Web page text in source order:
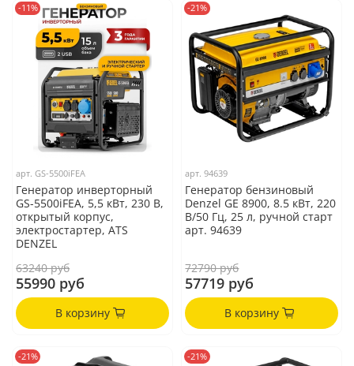
-11%
арт.GS-5500iFEA
Генератор инверторный
GS-5500iFEA, 5,5 кВт, 230 В,
открытый корпус,
электростартер, ATS
DENZEL
63240 руб
55990 руб
В корзину
-21%
арт.94639
Генератор бензиновый
Denzel GE 8900, 8.5 кВт, 220
В/50 Гц, 25 л, ручной старт
арт. 94639
72790 руб
57719 руб
В корзину
-21% -21%